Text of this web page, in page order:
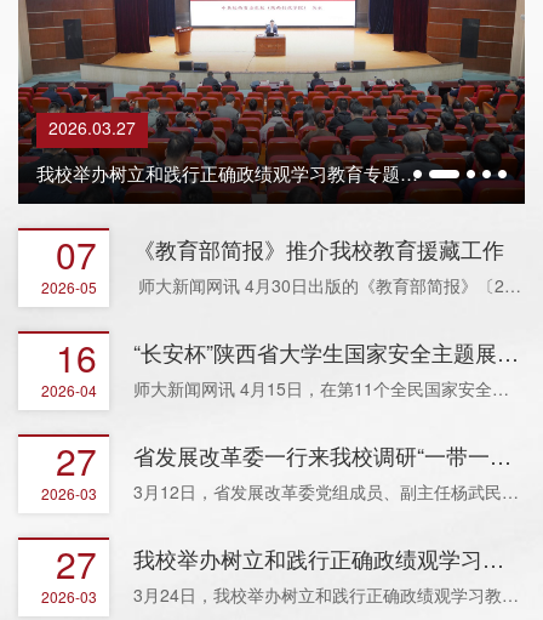
2026.04.16
“长安杯”陕西省大学生国家安全主题展演在我校举行
2026.03.27
我校举办树立和践行正确政绩观学习教育专题辅导报告会
2026.03.20
中国兵器第四研究院来校调研交流
2026.03.13
我校召开2025年度工作通报会
2026.03.11
我校召开2026年工作部署会
07
2026-05
《教育部简报》推介我校教育援藏工作
师大新闻网讯 4月30日出版的《教育部简报》〔2026〕第13期，以《陕西师范...
16
2026-04
“长安杯”陕西省大学生国家安全主题展演在我校举行
师大新闻网讯 4月15日，在第11个全民国家安全教育日之际，由陕西省委国安...
27
2026-03
省发展改革委一行来我校调研“一带一路”国际教育交流合作工作
3月12日，省发展改革委党组成员、副主任杨武民一行到我校专题调研“一带一...
27
2026-03
我校举办树立和践行正确政绩观学习教育专题辅导报告会
3月24日，我校举办树立和践行正确政绩观学习教育专题辅导报告会，陕西省委...